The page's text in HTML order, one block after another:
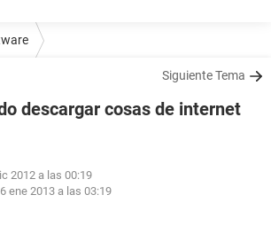
Siguiente Tema
descargar cosas de internet
2012 a las 00:19
6 ene 2013 a las 03:19